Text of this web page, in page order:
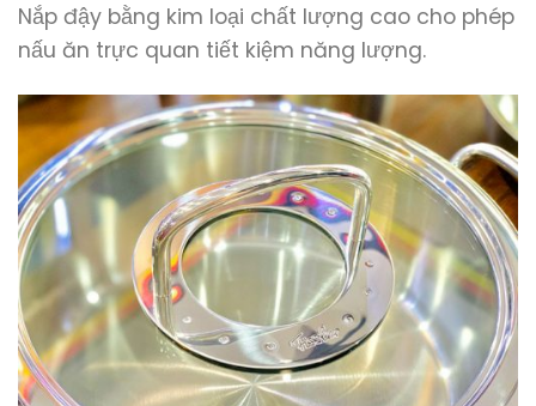
Nắp đậy bằng kim loại chất lượng cao cho phép
nấu ăn trực quan tiết kiệm năng lượng.